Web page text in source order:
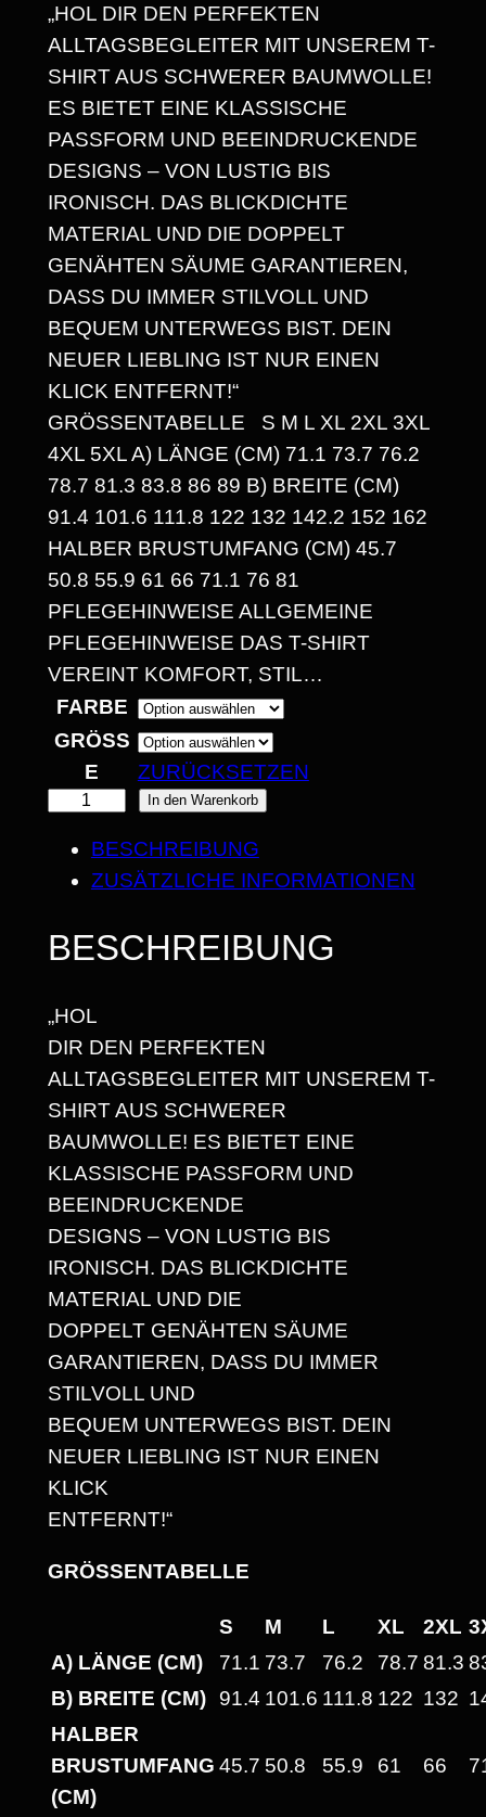
R
E
I
S
S
P
A
N
N
:
1
4
,
3
0
€
B
I
2
,
8
€
„HOL DIR DEN PERFEKTEN
ALLTAGSBEGLEITER MIT UNSEREM T-
SHIRT AUS SCHWERER BAUMWOLLE!
ES BIETET EINE KLASSISCHE
PASSFORM UND BEEINDRUCKENDE
DESIGNS – VON LUSTIG BIS
IRONISCH. DAS BLICKDICHTE
MATERIAL UND DIE DOPPELT
GENÄHTEN SÄUME GARANTIEREN,
DASS DU IMMER STILVOLL UND
BEQUEM UNTERWEGS BIST. DEIN
NEUER LIEBLING IST NUR EINEN
KLICK ENTFERNT!“
GRÖSSENTABELLE S M L XL 2XL 3XL 4
XL 5XL A) LÄNGE (CM) 71.1 73.7 76.2 7
8.7 81.3 83.8 86 89 B) BREITE (CM) 9
1.4 101.6 111.8 122 132 142.2 152 162 H
ALBER BRUSTUMFANG (CM) 45.7 5
0.8 55.9 61 66 71.1 76 81 P
FLEGEHINWEISE ALLGEMEINE P
FLEGEHINWEISE DAS T-SHIRT V
EREINT KOMFORT, STIL…
FARBE
GRÖSSE
ZURÜCKSETZEN
H
N
D
E
H
A
A
R
E
B
I
N
I
C
H
N
I
C
O
L
E
T
In den Warenkorb
BESCHREIBUNG
ZUSÄTZLICHE INFORMATIONEN
BESCHREIBUNG
„HOL
DIR DEN PERFEKTEN
ALLTAGSBEGLEITER MIT UNSEREM T-
SHIRT AUS SCHWERER
BAUMWOLLE! ES BIETET EINE
KLASSISCHE PASSFORM UND
BEEINDRUCKENDE
DESIGNS – VON LUSTIG BIS
IRONISCH. DAS BLICKDICHTE
MATERIAL UND DIE
DOPPELT GENÄHTEN SÄUME
GARANTIEREN, DASS DU IMMER
STILVOLL UND
BEQUEM UNTERWEGS BIST. DEIN
NEUER LIEBLING IST NUR EINEN
KLICK
ENTFERNT!“
GRÖSSENTABELLE
S M L XL 2XL
A) LÄNGE (CM)
71.1 73.7 76.2 78.7 81.3
B) BREITE (CM)
91.4 101.6 111.8 122 132
HALBER
BRUSTUMFANG
(CM)
45.7 50.8 55.9 61 66